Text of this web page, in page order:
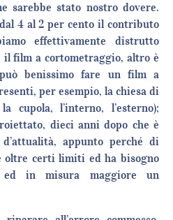
sarebbe stato nostro dovere.
4 al 2 per cento il contributo
effettivamente distrutto
il film a cortometraggio, altro è
benissimo fare un film a
per esempio, la chiesa di
cupola, l’interno, l’esterno);
dieci anni dopo che è
appunto perché di
oltre certi limiti ed ha bisogno
ed in misura maggiore un